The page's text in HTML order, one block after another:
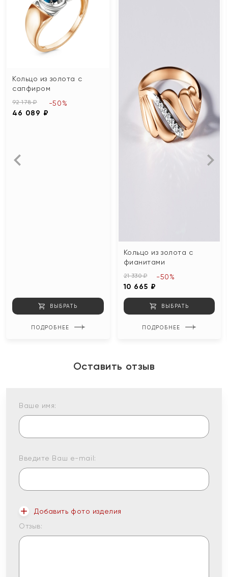
Кольцо из золота с
сапфиром
92 178 ₽
46 089 ₽
-50%
ВЫБРАТЬ
ПОДРОБНЕЕ
Кольцо из золота с
фианитами
21 330 ₽
10 665 ₽
-50%
ВЫБРАТЬ
ПОДРОБНЕЕ
Оставить отзыв
Ваше имя:
Введите Ваш e-mail:
Добавить фото изделия
Отзыв: